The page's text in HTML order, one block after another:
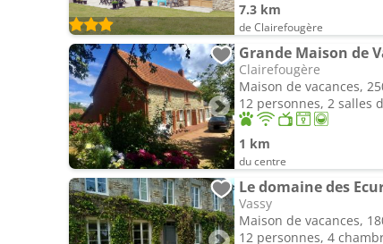
7.3 km
de Clairefougère
Grande Maison de
Clairefougère
Maison de vacances,
12 personnes, 2 salles
1 km
du centre
Le domaine des
Vassy
Maison de vacances,
12 personnes, 4